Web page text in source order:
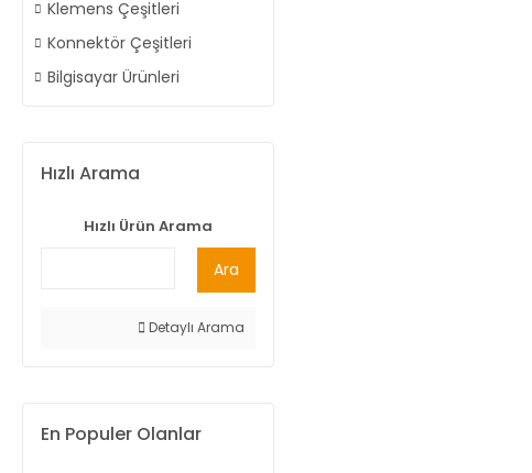
Klemens Çeşitleri
Konnektör Çeşitleri
Bilgisayar Ürünleri
Hızlı Arama
Hızlı Ürün Arama
Ara
Detaylı Arama
En Populer Olanlar